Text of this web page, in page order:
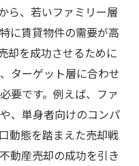
ら、若いファミリー層
に賃貸物件の需要が高
却を成功させるために
ターゲット層に合わせ
要です。例えば、ファ
、単身者向けのコンパ
動態を踏まえた売却戦
動産売却の成功を引き